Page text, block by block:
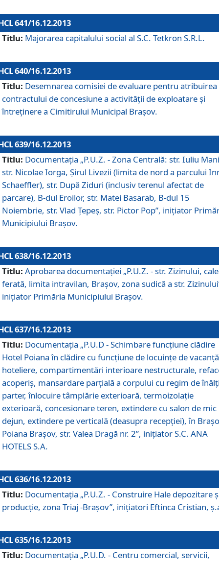
641/16.12.2013
Titlu: Majorarea capitalului social al S.C. Tetkron S.R.L.
640/16.12.2013
Titlu: Desemnarea comisiei de evaluare pentru atribuirea
contractului de concesiune a activităţii de exploatare şi
întreţinere a Cimitirului Municipal Braşov.
639/16.12.2013
Titlu: Documentaţia „P.U.Z. - Zona Centrală: str. Iuliu
str. Nicolae Iorga, Şirul Livezii (limita de nord a parcului
Schaeffler), str. După Ziduri (inclusiv terenul afectat de
parcare), B-dul Eroilor, str. Matei Basarab, B-dul 15
Noiembrie, str. Vlad Ţepeş, str. Pictor Pop”, iniţiator
Municipiului Braşov.
638/16.12.2013
Titlu: Aprobarea documentaţiei „P.U.Z. - str. Zizinului,
ferată, limita intravilan, Braşov, zona sudică a str.
iniţiator Primăria Municipiului Braşov.
637/16.12.2013
Titlu: Documentaţia „P.U.D - Schimbare funcţiune clădire
Hotel Poiana în clădire cu funcţiune de locuinţe de
hoteliere, compartimentări interioare nestructurale,
acoperiş, mansardare parţială a corpului cu regim de
parter, înlocuire tâmplărie exterioară, termoizolaţie
exterioară, concesionare teren, extindere cu salon de mic
dejun, extindere pe verticală (deasupra recepţiei), în
Poiana Braşov, str. Valea Dragă nr. 2”, iniţiator S.C. ANA
HOTELS S.A.
636/16.12.2013
Titlu: Documentaţia „P.U.Z. - Construire Hale depozitare
producţie, zona Triaj -Braşov”, iniţiatori Eftinca Cristian,
635/16.12.2013
Titlu: Documentaţia „P.U.D. - Centru comercial, servicii,